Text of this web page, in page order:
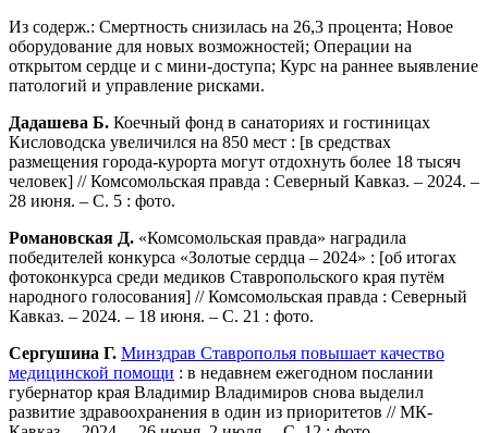
Из содерж.: Смертность снизилась на 26,3 процента; Новое
оборудование для новых возможностей; Операции на
открытом сердце и с мини-доступа; Курс на раннее выявление
патологий и управление рисками.
Дадашева Б. Коечный фонд в санаториях и гостиницах
Кисловодска увеличился на 850 мест : [в средствах
размещения города-курорта могут отдохнуть более 18 тысяч
человек] // Комсомольская правда : Северный Кавказ. – 2024. –
28 июня. – С. 5 : фото.
Романовская Д. «Комсомольская правда» наградила
победителей конкурса «Золотые сердца – 2024» : [об итогах
фотоконкурса среди медиков Ставропольского края путём
народного голосования] // Комсомольская правда : Северный
Кавказ. – 2024. – 18 июня. – С. 21 : фото.
Сергушина Г. Минздрав Ставрополья повышает качество
медицинской помощи : в недавнем ежегодном послании
губернатор края Владимир Владимиров снова выделил
развитие здравоохранения в один из приоритетов // МК­-